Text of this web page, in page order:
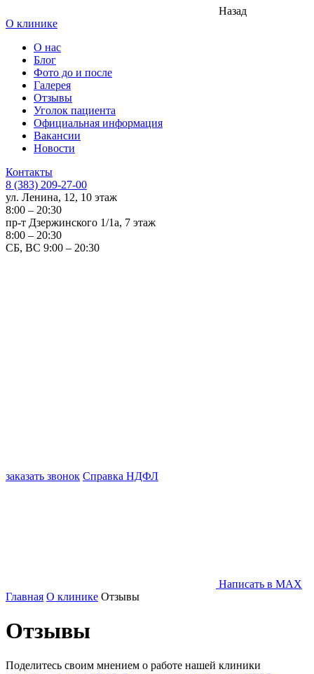
Назад
О клинике
О нас
Блог
Фото до и после
Галерея
Отзывы
Уголок пациента
Официальная информация
Вакансии
Новости
Контакты
8 (383) 209-27-00
ул. Ленина, 12, 10 этаж
8:00 – 20:30
пр-т Дзержинского 1/1а, 7 этаж
8:00 – 20:30
СБ, ВС 9:00 – 20:30
заказать звонок Справка НДФЛ
Написать в MAX
Главная О клинике Отзывы
Отзывы
Поделитесь своим мнением о работе нашей клиники